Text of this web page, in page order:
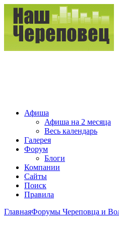
Афиша
Афиша на 2 месяца
Весь календарь
Галерея
Форум
Блоги
Компании
Сайты
Поиск
Правила
ГлавнаяФорумы Череповца и